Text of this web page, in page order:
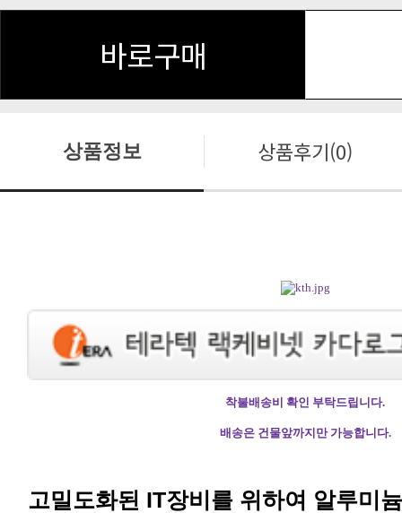
바로구매
상품정보 상품후기(0)
착불배송비 확인 부탁드립니다.
배송은 건물앞까지만 가능합니다.
고밀도화된 IT장비를 위하여 알루미